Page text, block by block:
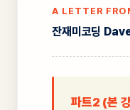
A LETTER
잔재미코딩
파트2 (본